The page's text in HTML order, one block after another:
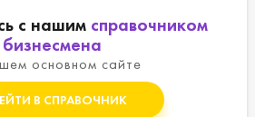
с нашим справочником
бизнесмена
основном сайте
В СПРАВОЧНИК